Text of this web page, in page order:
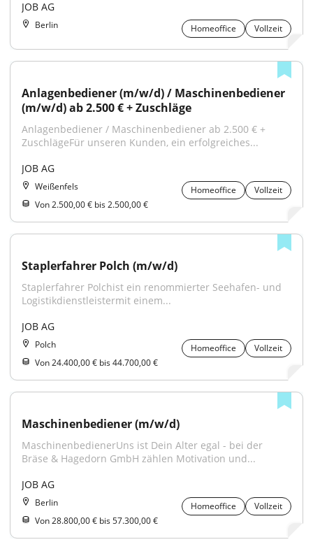
JOB AG
Berlin Homeoffice Vollzeit
Anlagenbediener (m/w/d) / Maschinenbediener
(m/w/d) ab 2.500 € + Zuschläge
Anlagenbediener / Maschinenbediener ab 2.500 € +
ZuschlägeFür unseren Kunden, ein erfolgreiches...
JOB AG
Weißenfels Homeoffice
Vollzeit
Von 2.500,00 € bis 2.500,00 €
Staplerfahrer Polch (m/w/d)
Staplerfahrer Polchist ein renommierter Seehafen- und
Logistikdienstleistermit einem...
JOB AG
Polch Homeoffice
Vollzeit
Von 24.400,00 € bis 44.700,00 €
Maschinenbediener (m/w/d)
MaschinenbedienerUns ist Dein Alter egal - bei der
Bräse & Hagedorn GmbH zählen Motivation und...
JOB AG
Berlin Homeoffice
Vollzeit
Von 28.800,00 € bis 57.300,00 €